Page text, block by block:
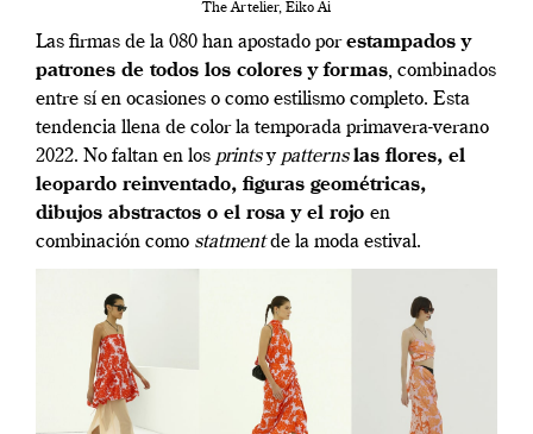
The Artelier, Eiko Ai
Las firmas de la 080 han apostado porestampados y
patrones de todos los colores y formas, combinados
entre sí en ocasiones o como estilismo completo. Esta
tendencia llena de color la temporada primavera-verano
2022. No faltan en los printsy patterns las flores, el
leopardo reinventado, figuras geométricas,
dibujos abstractos o el rosa y el rojo en
combinación como statmentde la moda estival.